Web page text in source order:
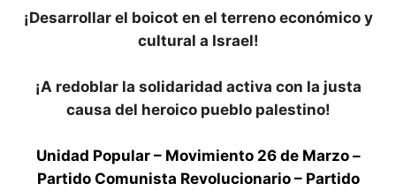
¡Desarrollar el boicot en el terreno económico y
cultural a Israel!
¡A redoblar la solidaridad activa con la justa
causa del heroico pueblo palestino!
Unidad Popular – Movimiento 26 de Marzo –
Partido Comunista Revolucionario – Partido